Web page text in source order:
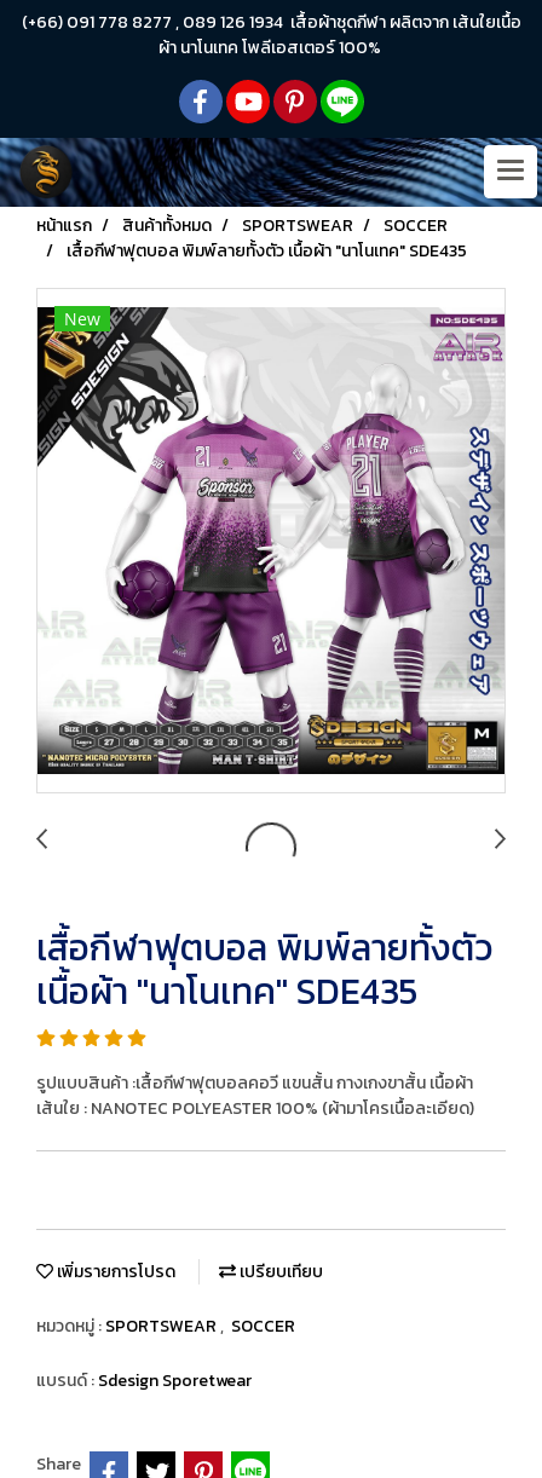
(+66) 091 778 8277 , 089 126 1934 เสื้อผ้าชุดกีฬา ผลิตจาก เส้นใยเนื้อ
ผ้า นาโนเทค โพลีเอสเตอร์ 100%
หน้าแรก สินค้าทั้งหมด SPORTSWEAR
SOCCER
เสื้อกีฬาฟุตบอล พิมพ์ลายทั้งตัว เนื้อผ้า "นาโนเทค" SDE435
New
เสื้อกีฬาฟุตบอล พิมพ์ลายทั้งตัว
เนื้อผ้า "นาโนเทค" SDE435
รูปแบบสินค้า :เสื้อกีฬาฟุตบอลคอวี แขนสั้น กางเกงขาสั้น เนื้อผ้า
เส้นใย : NANOTEC POLYEASTER 100% (ผ้ามาโครเนื้อละเอียด)
เพิ่มรายการโปรด เปรียบเทียบ
หมวดหมู่ :SPORTSWEAR, SOCCER
แบรนด์ :Sdesign Sporetwear
Share